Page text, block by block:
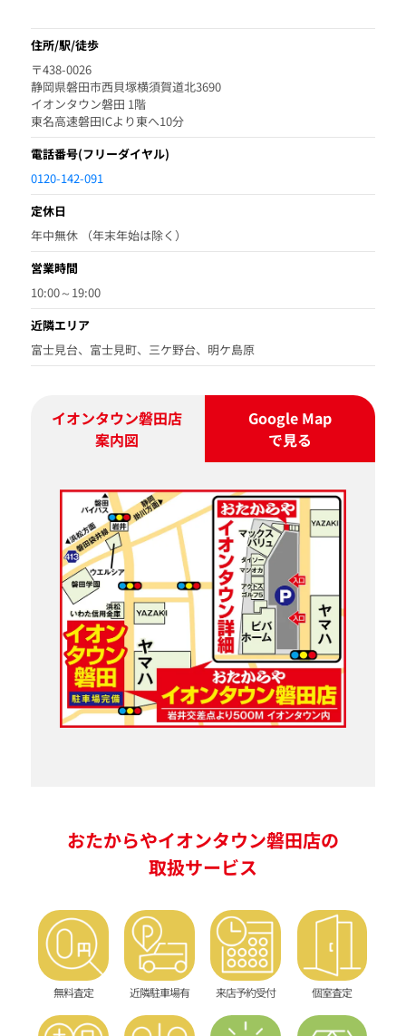
住所/駅/徒歩
〒438-0026
静岡県磐田市西貝塚横須賀道北3690
イオンタウン磐田 1階
東名高速磐田ICより東へ10分
電話番号(フリーダイヤル)
0120-142-091
定休日
年中無休 （年末年始は除く）
営業時間
10:00～19:00
近隣エリア
富士見台、富士見町、三ケ野台、明ケ島原
イオンタウン磐田店
案内図
Google Map
で見る
おたからやイオンタウン磐田店の
取扱サービス
無料査定 近隣駐車場有 来店予約受付 個室査定